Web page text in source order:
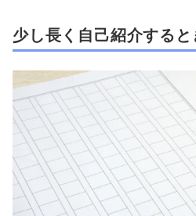
少し長く自己紹介する